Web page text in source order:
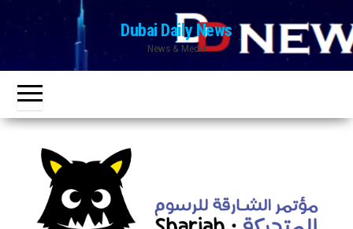
to
the
content
Dubai Daily News
News & Media